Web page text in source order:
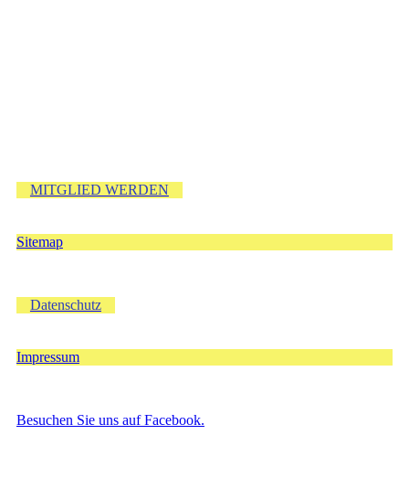
MITGLIED WERDEN
Sitemap
Datenschutz
Impressum
Besuchen Sie uns auf Facebook.